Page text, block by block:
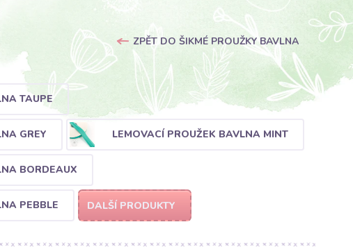
ZPĚT DO ŠIKMÉ PROUŽKY BAVLNA
TAUPE
GREY LEMOVACÍ PROUŽEK BAVLNA MINT
BORDEAUX
PEBBLE DALŠÍ PRODUKTY